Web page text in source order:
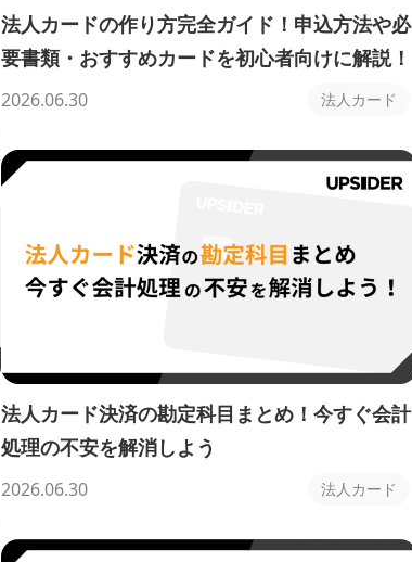
法人カードの作り方完全ガイド！申込方法や必
要書類・おすすめカードを初心者向けに解説！
2026.06.30 法人カード
法人カード決済の勘定科目まとめ！今すぐ会計
処理の不安を解消しよう
2026.06.30 法人カード